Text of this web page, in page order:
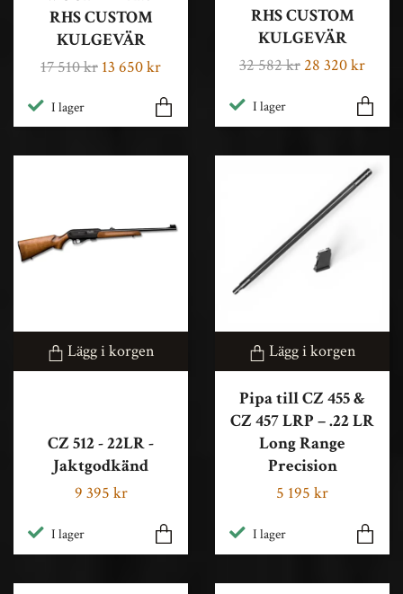
RHS CUSTOM
KULGEVÄR
17 510 kr 13 650 kr
I lager
RHS CUSTOM
KULGEVÄR
32 582 kr 28 320 kr
I lager
Lägg i korgen
CZ 512 - 22LR -
Jaktgodkänd
9 395 kr
I lager
Lägg i korgen
Pipa till CZ 455 &
CZ 457 LRP – .22 LR
Long Range
Precision
5 195 kr
I lager